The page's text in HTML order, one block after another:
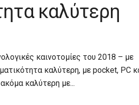
καλύτερη
καινοτομίες του 2018 – με
καλύτερη, με pocket, PC
καλύτερη με...